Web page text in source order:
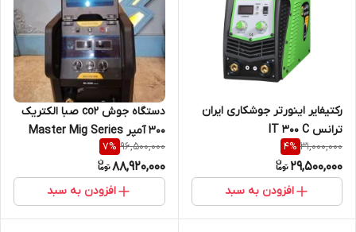
رکتیفایر اینورتر جوشکاری ایران
ترانس IT 300 C
31,000,000
4%
29,500,000
افزودن به سبد
دستگاه جوش co2 صبا الکتریک
300 آمپر Master Mig Series
M-306
96,500,000
7%
88,920,000
افزودن به سبد